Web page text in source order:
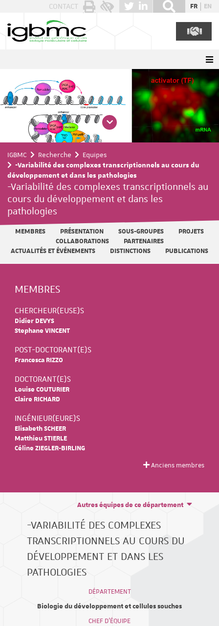
CONTACT FR EN
IGBMC Recherche
Equipes
-Variabilité des complexes transcriptionnels au cours du
développement et dans les pathologies
-Variabilité des complexes transcriptionnels au
cours du développement et dans les
pathologies
MEMBRES PRÉSENTATION SOUS-GROUPES
PROJETS
COLLABORATIONS
PARTENAIRES
ACTUALITÉS ET ÉVÉNEMENTS
DISTINCTIONS PUBLICATIONS
MEMBRES
CHERCHEUR(EUSE)S
Didier DEVYS
Stephane VINCENT
POST-DOCTORANT(E)S
Francesca RIZZO
DOCTORANT(E)S
Louise COUTURIER
Claire RICHARD
INGÉNIEUR(EURE)S
Elisabeth SCHEER
Matthieu STIERLE
Céline ZIEGLER-BIRLING
Anciens membres
-VARIABILITÉ DES COMPLEXES
TRANSCRIPTIONNELS AU COURS DU
DÉVELOPPEMENT ET DANS LES
PATHOLOGIES
Autres équipes de ce département
DÉPARTEMENT
Biologie du développement et cellules souches
CHEF D'ÉQUIPE
Panneau de gestion des cookies